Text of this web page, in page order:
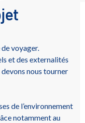
voyager.
et des externalités
devons nous tourner
de l’environnement
notamment au